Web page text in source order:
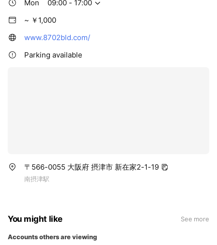
Mon
09:00 - 17:00
~ ￥1,000
www.8702bld.com/
Parking available
〒566-0055 大阪府 摂津市 新在家2-1-19
南摂津駅
You might like See more
Accounts others are viewing